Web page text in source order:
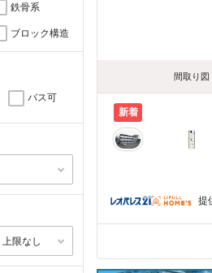
鉄骨系
ブロック構造
バス可
間取り図
新着
提